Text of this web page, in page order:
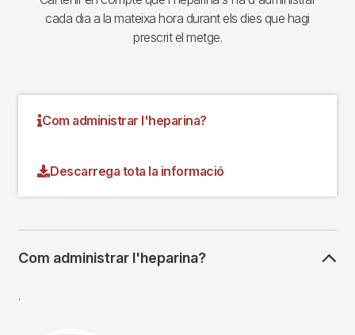
cada dia a la mateixa hora durant els dies que hagi
prescrit el metge.
Com administrar l'heparina?
Descarrega tota la informació
Com administrar l'heparina?
.